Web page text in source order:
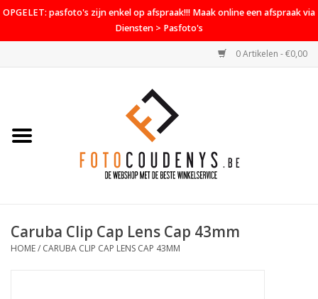
OPGELET: pasfoto's zijn enkel op afspraak!!! Maak online een afspraak via
Diensten > Pasfoto's
0 Artikelen - €0,00
Home
PROMO
Caruba Clip Cap Lens Cap 43mm
HOME/ CARUBA CLIP CAP LENS CAP 43MM